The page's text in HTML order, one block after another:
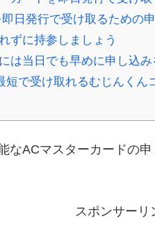
日発行で受け取るための申
ずに持参しましょう
は当日でも早めに申し込み
短で受け取れるむじんくん
なACマスターカードの
スポンサーリ